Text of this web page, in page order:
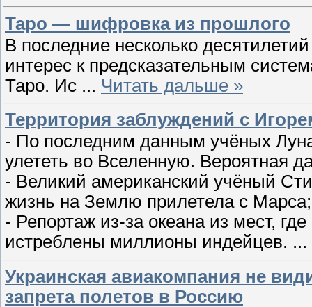
Таро — шифровка из прошлого
В последние несколько
интерес к предсказательным
Таро. Ис ... Читать дальше »
Территория заблуждений с
- По последним данным учёных
улететь во Вселенную. Вероятная
- Великий американский учёный
жизнь на Землю прилетела с Марса;
- Репортаж из-за океана из мест,
истреблены миллионы индейцев. ...
Украинская авиакомпания не
запрета полетов в Россию